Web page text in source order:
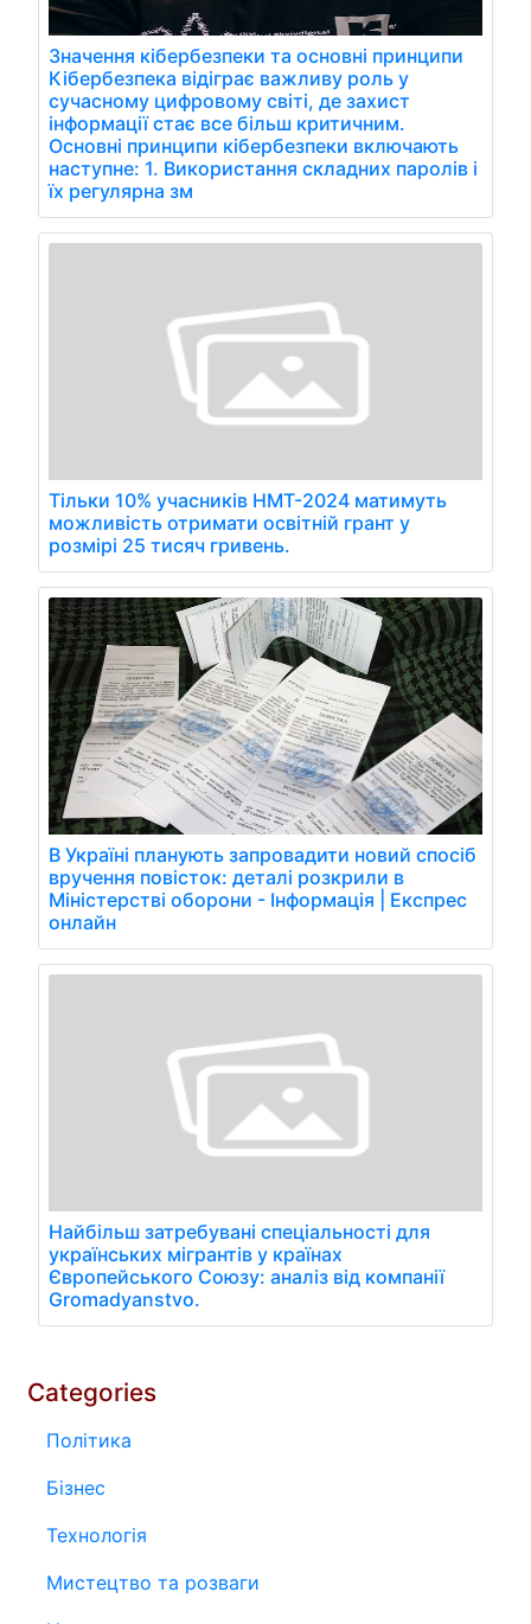
Значення кібербезпеки та основні принципи
Кібербезпека відіграє важливу роль у
сучасному цифровому світі, де захист
інформації стає все більш критичним.
Основні принципи кібербезпеки включають
наступне: 1. Використання складних паролів і
їх регулярна зм
Тільки 10% учасників НМТ-2024 матимуть
можливість отримати освітній грант у
розмірі 25 тисяч гривень.
В Україні планують запровадити новий спосіб
вручення повісток: деталі розкрили в
Міністерстві оборони - Інформація | Експрес
онлайн
Найбільш затребувані спеціальності для
українських мігрантів у країнах
Європейського Союзу: аналіз від компанії
Gromadyanstvo.
Categories
Політика
Бізнес
Технологія
Мистецтво та розваги